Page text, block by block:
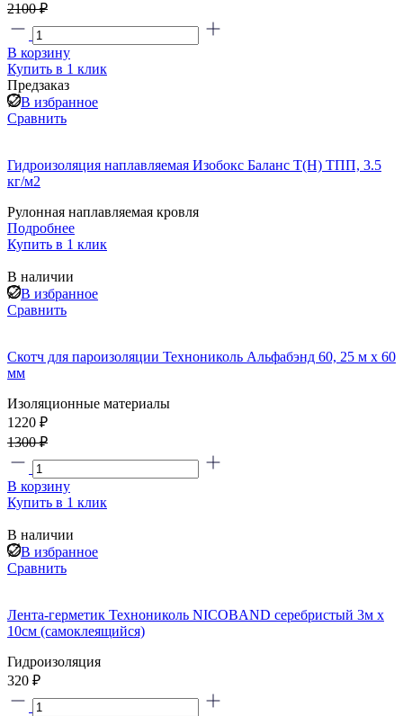
2100 ₽
В корзину
Купить в 1 клик
Предзаказ
В избранное
Сравнить
Гидроизоляция наплавляемая Изобокс Баланс Т(H) ТПП, 3.5
кг/м2
Рулонная наплавляемая кровля
Подробнее
Купить в 1 клик
В наличии
В избранное
Сравнить
Скотч для пароизоляции Технониколь Альфабэнд 60, 25 м х 60
мм
Изоляционные материалы
1220 ₽
1300 ₽
В корзину
Купить в 1 клик
В наличии
В избранное
Сравнить
Лента-герметик Технониколь NICOBAND серебристый 3м х
10см (самоклеящийся)
Гидроизоляция
320 ₽